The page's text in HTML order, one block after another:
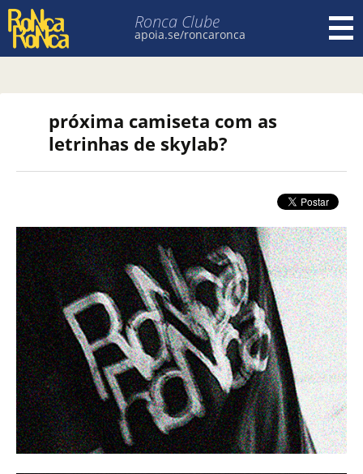
Ronca Clube
apoia.se/roncaronca
próxima camiseta com as
letrinhas de skylab?